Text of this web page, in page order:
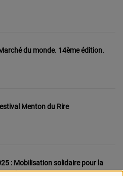
du monde. 14ème édition.
Menton du Rire
: Mobilisation solidaire pour la
à Menton